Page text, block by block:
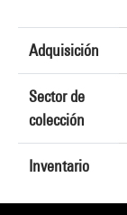
Adquisición
Sector de
colección
Inventario